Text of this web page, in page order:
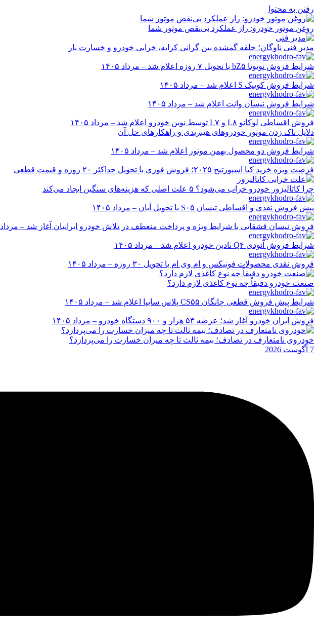
رفتن به محتوا
روغن موتور خودرو: راز عملکرد بی‌نقص موتور شما
مدیر فنی ناوگان؛ حلقه گمشده بین گرانی کرایه، خرابی خودرو و خسارت بار
شرایط فروش تویوتا bZ۵ با تحویل ۷ روزه اعلام شد – مرداد ۱۴۰۵
شرایط فروش کوییک S اعلام شد – مرداد ۱۴۰۵
شرایط فروش نیسان وانت اعلام شد – مرداد ۱۴۰۵
فروش اقساطی لوکانو L۸ و L۷ توسط نوین خودرو اعلام شد – مرداد ۱۴۰۵
دلایل ناک زدن موتور خودروهای هیبریدی و راهکارهای حل آن
شرایط فروش دو محصول بهمن موتور اعلام شد – مرداد ۱۴۰۵
فرصت ویژه خرید کیا اسپورتیج ۲۰۲۵؛ فروش فوری با تحویل حداکثر ۲۰ روزه و قیمت قطعی
چرا کاتالیزور خودرو خراب می‌شود؟ ۵ علت اصلی که هزینه‌های سنگین ایجاد می‌کند
پیش فروش نقدی و اقساطی تیسان S۰۵ با تحویل آبان – مرداد ۱۴۰۵
فروش نیسان قشقایی با شرایط ویژه و پرداخت منعطف در تلاش خودرو ایرانیان آغاز شد – مرداد ۱۴۰۵
شرایط فروش آئودی Q۴ نادین خودرو اعلام شد – مرداد ۱۴۰۵
فروش نقدی محصولات فونیکس و ام وی ام با تحویل ۳۰ روزه – مرداد ۱۴۰۵
صنعت خودرو دقیقاً چه نوع کاغذی لازم دارد؟
شرایط پیش فروش قطعی چانگان CS۵۵ پلاس سایپا اعلام شد – مرداد ۱۴۰۵
فروش ایران خودرو آغاز شد؛ عرضه ۵۳ هزار و ۹۰۰ دستگاه خودرو – مرداد ۱۴۰۵
خودروی نامتعارف در تصادف؛ بیمه ثالث تا چه میزان خسارت را می‌پردازد؟
7 آگوست 2026